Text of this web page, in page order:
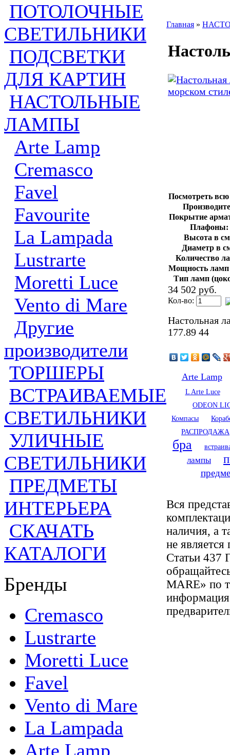
ПОТОЛОЧНЫЕ
СВЕТИЛЬНИКИ
ПОДСВЕТКИ
ДЛЯ КАРТИН
НАСТОЛЬНЫЕ
ЛАМПЫ
Arte Lamp
Cremasco
Favel
Favourite
La Lampada
Lustrarte
Moretti Luce
Vento di Mare
Другие
производители
ТОРШЕРЫ
ВСТРАИВАЕМЫЕ
СВЕТИЛЬНИКИ
УЛИЧНЫЕ
СВЕТИЛЬНИКИ
ПРЕДМЕТЫ
ИНТЕРЬЕРА
СКАЧАТЬ
КАТАЛОГИ
Бренды
Cremasco
Lustrarte
Moretti Luce
Favel
Vento di Mare
La Lampada
Arte Lamp
Главная »
Посмотреть
Покрытие
Плафоны:
Высота в
Диаметр в
Количество
Мощность
Тип ламп
34 502 руб.
Кол-во:
Настольная
177.89 44
Arte Lamp
L Arte Luce
ODEON
Компасы
РАСПРОДАЖА
бра
лампы
Вся
наличия, а
не
Статьи 437
MARE» по